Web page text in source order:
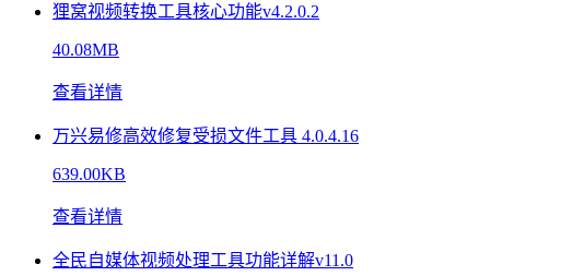
狸窝视频转换工具核心功能v4.2.0.2
40.08MB
查看详情
万兴易修高效修复受损文件工具 4.0.4.16
639.00KB
查看详情
全民自媒体视频处理工具功能详解v11.0